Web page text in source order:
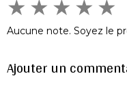
★ ★ ★ ★ ★
Aucune note. Soyez le
Ajouter un